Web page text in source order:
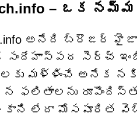
– ఒక
అనేది బ్రౌజర్
సెర్చ్
మళ్ళించే అనేక నకిలీ
ఫలితాలను
కాని లేదా మోసపూరిత